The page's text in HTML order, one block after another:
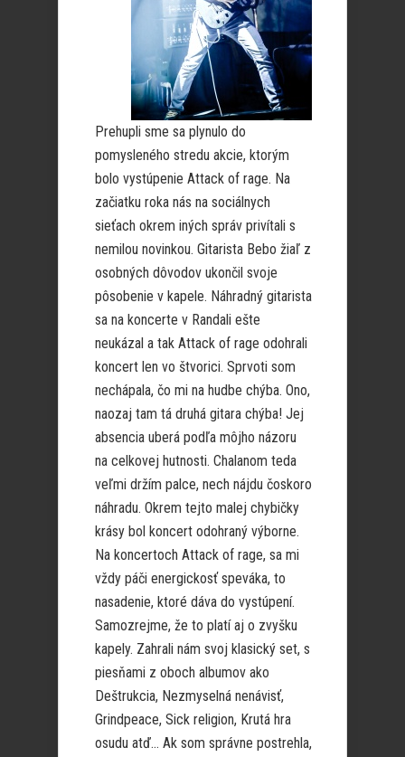
Prehupli sme sa plynulo do
pomysleného stredu akcie, ktorým
bolo vystúpenie Attack of rage. Na
začiatku roka nás na sociálnych
sieťach okrem iných správ privítali s
nemilou novinkou. Gitarista Bebo žiaľ z
osobných dôvodov ukončil svoje
pôsobenie v kapele. Náhradný gitarista
sa na koncerte v Randali ešte
neukázal a tak Attack of rage odohrali
koncert len vo štvorici. Sprvoti som
nechápala, čo mi na hudbe chýba. Ono,
naozaj tam tá druhá gitara chýba! Jej
absencia uberá podľa môjho názoru
na celkovej hutnosti. Chalanom teda
veľmi držím palce, nech nájdu čoskoro
náhradu. Okrem tejto malej chybičky
krásy bol koncert odohraný výborne.
Na koncertoch Attack of rage, sa mi
vždy páči energickosť speváka, to
nasadenie, ktoré dáva do vystúpení.
Samozrejme, že to platí aj o zvyšku
kapely. Zahrali nám svoj klasický set, s
piesňami z oboch albumov ako
Deštrukcia, Nezmyselná nenávisť,
Grindpeace, Sick religion, Krutá hra
osudu atď… Ak som správne postrehla,